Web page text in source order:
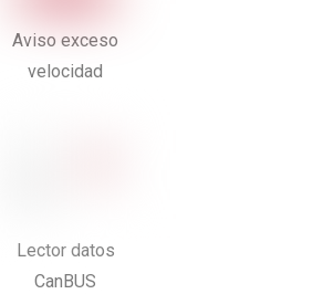
Aviso exceso
velocidad
Lector datos
CanBUS